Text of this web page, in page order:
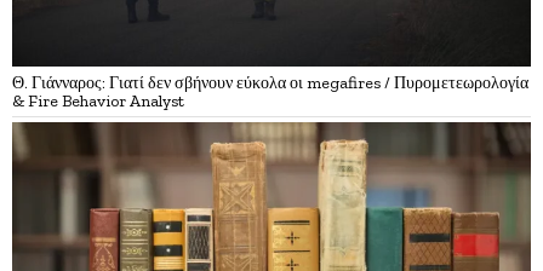
Θ. Γιάνναρος: Γιατί δεν σβήνουν εύκολα οι megafires / Πυρομετεωρολογία
& Fire Behavior Analyst